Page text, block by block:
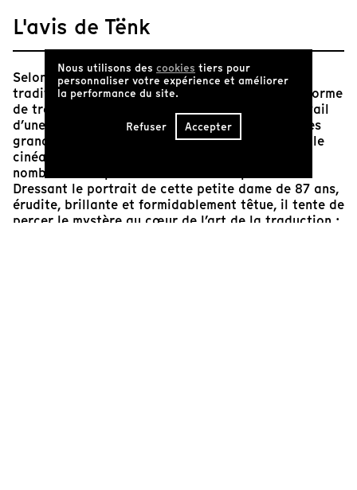
L'avis de Tënk
Selon la paronomase italienne « traduttore,
traditore », toute traduction comporterait une forme
de trahison. En observant avec attention le travail
d’une vie, celui de Svetlana Geier, traductrice des
grandes œuvres de Dostoïevski vers l’allemand, le
cinéaste suisse Vadim Jendreyko explore les
nombreuses implications de cette expression.
Dressant le portrait de cette petite dame de 87 ans,
érudite, brillante et formidablement têtue, il tente de
percer le mystère au cœur de l’art de la traduction :
Nous utilisons des cookies tiers pour
personnaliser votre expérience et améliorer
la performance du site.
Refuser Accepter